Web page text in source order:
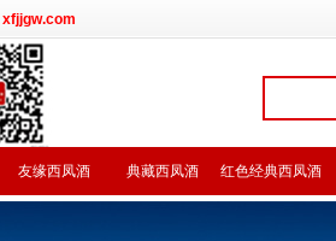
xfjjgw.com
友缘西凤酒 典藏西凤酒 红色经典西凤酒